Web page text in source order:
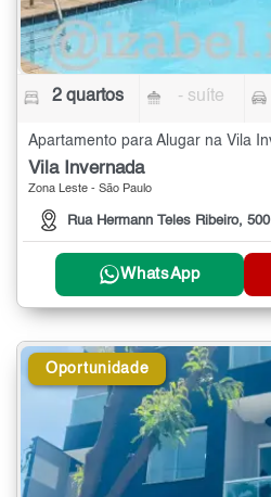
2 quartos - suíte
Vila Invernada
Zona Leste - São Paulo
Rua Hermann Teles Ribeiro, 500
WhatsApp
Oportunidade